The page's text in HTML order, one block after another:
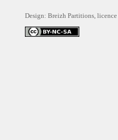
Design: Breizh Partitions, licence